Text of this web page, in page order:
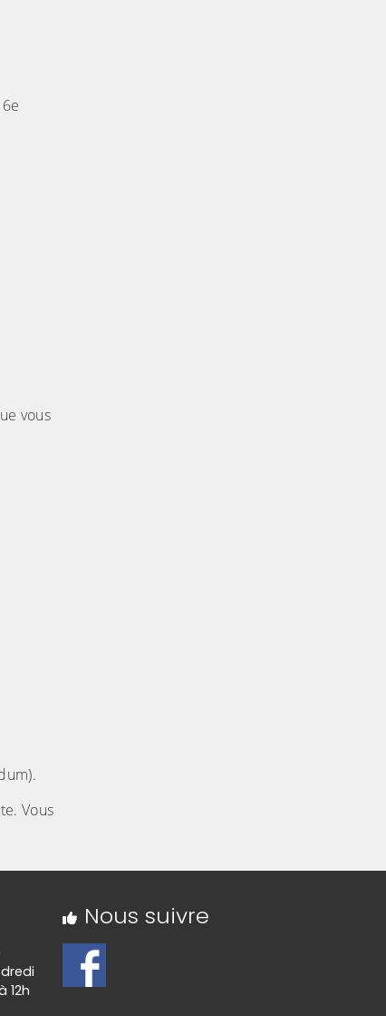
vous
Vous
12h
Nous suivre